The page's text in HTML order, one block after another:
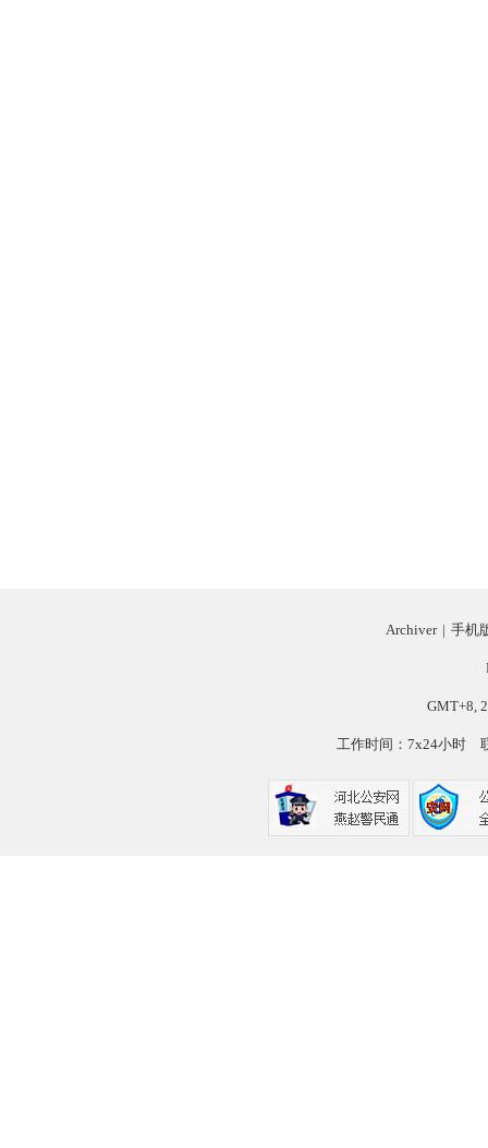
Archiver | 手机
GMT+8,
工作时间：7x24小时